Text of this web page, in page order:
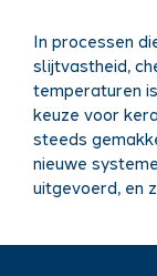
In processen
slijtvastheid,
temperaturen
keuze voor
steeds
nieuwe
uitgevoerd, en